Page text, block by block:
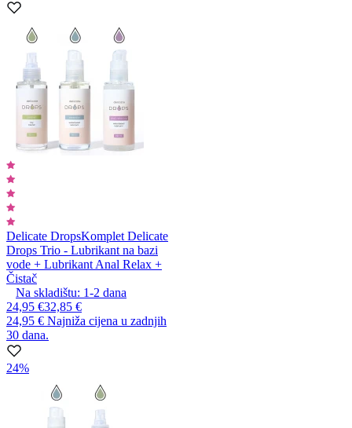
Delicate DropsKomplet Delicate
Drops Trio - Lubrikant na bazi
vode + Lubrikant Anal Relax +
Čistač
Na skladištu: 1-2 dana
24,95 €32,85 €
24,95 € Najniža cijena u zadnjih
30 dana.
24%